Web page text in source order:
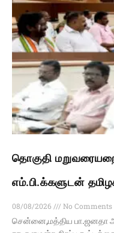
தொகுதி
எம்.பி.க்களுடன்
08/08/2026
No Comments
சென்னை,மத்திய பா.ஜனதா